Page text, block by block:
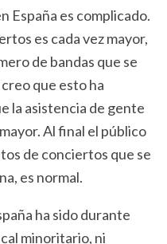
España es complicado.
es cada vez mayor,
de bandas que se
que esto ha
la asistencia de gente
Al final el público
de conciertos que se
es normal.
ha sido durante
minoritario, ni